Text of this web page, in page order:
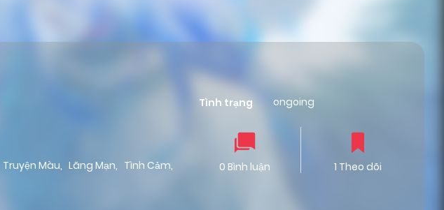
Truyện Màu, Lãng Mạn, Tình Cảm,
Tình trạng ongoing
0 Bình luận 1 Theo dõi